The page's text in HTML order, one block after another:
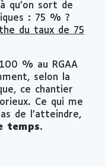
qu’on sort de
: 75 % ?
du taux de 75
% au RGAA
selon la
ce chantier
Ce qui me
de l’atteindre,
temps.